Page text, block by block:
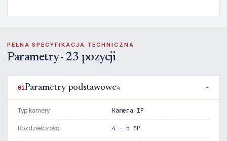
PEŁNA SPECYFIKACJA TECHNICZNA
Parametry · 23 pozycji
01Parametry podstawowe4
Typ kamery Kamera IP
Rozdzielczość 4 - 5 MP